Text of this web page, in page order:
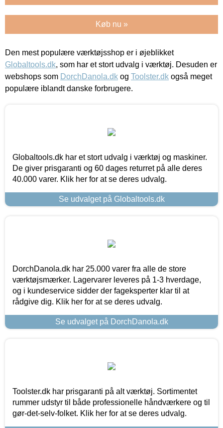
Køb nu »
Den mest populære værktøjsshop er i øjeblikket
Globaltools.dk, som har et stort udvalg i værktøj. Desuden er
webshops som DorchDanola.dk og Toolster.dk også meget
populære iblandt danske forbrugere.
Globaltools.dk har et stort udvalg i værktøj og maskiner.
De giver prisgaranti og 60 dages returret på alle deres
40.000 varer. Klik her for at se deres udvalg.
Se udvalget på Globaltools.dk
DorchDanola.dk har 25.000 varer fra alle de store
værktøjsmærker. Lagervarer leveres på 1-3 hverdage,
og i kundeservice sidder der fageksperter klar til at
rådgive dig. Klik her for at se deres udvalg.
Se udvalget på DorchDanola.dk
Toolster.dk har prisgaranti på alt værktøj. Sortimentet
rummer udstyr til både professionelle håndværkere og til
gør-det-selv-folket. Klik her for at se deres udvalg.